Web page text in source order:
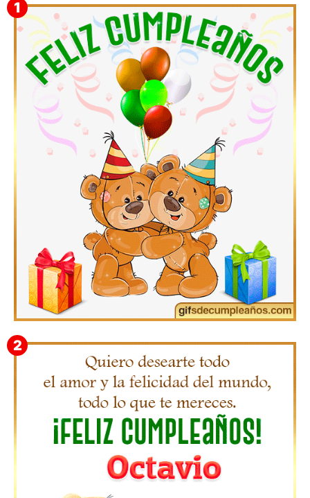
Gifs de Feliz Cumpleaños con Nombres